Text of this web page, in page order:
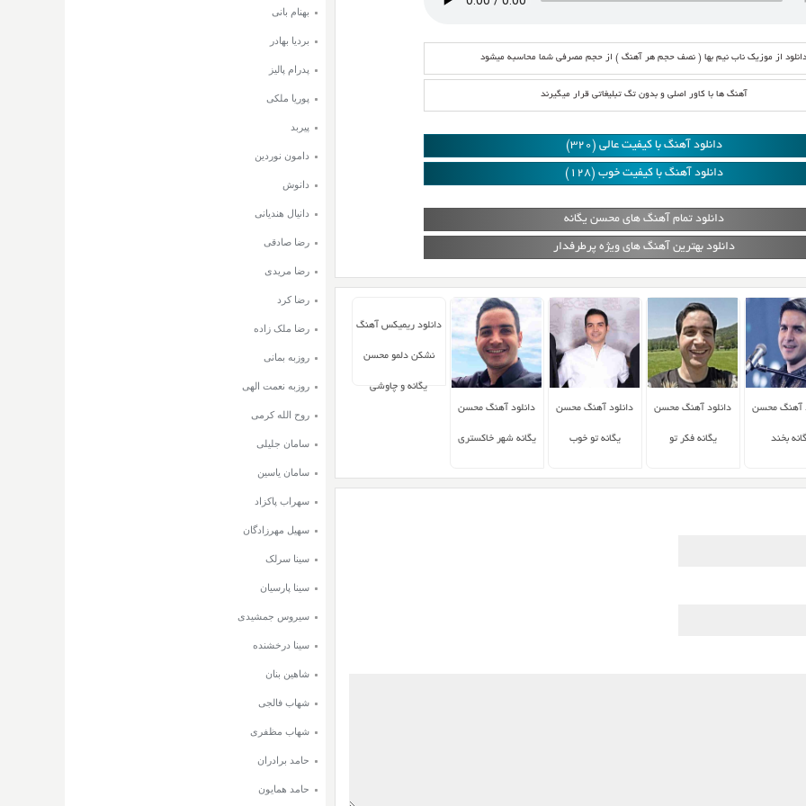
دانلود از موزیک ناب نیم بها ( نصف حجم هر آهنگ ) از حجم مصرفی شما محاسبه میشود
آهنگ ها با کاور اصلی و بدون تگ تبلیغاتی قرار میگیرند
دانلود آهنگ با کیفیت عالی (320)
دانلود آهنگ با کیفیت خوب (128)
دانلود تمام آهنگ های محسن یگانه
دانلود بهترین آهنگ های ویژه پرطرفدار
آهنگ محسن
بخند
دانلود آهنگ محسن
یگانه فکر تو
دانلود آهنگ محسن
یگانه تو خوب
دانلود آهنگ محسن
یگانه شهر خاکستری
دانلود ریمیکس آهنگ
نشکن دلمو محسن
یگانه و چاوشی
بهنام بانی
بردیا بهادر
پدرام پالیز
پوریا ملکی
پیربد
دامون نوردین
دانوش
دانیال هندیانی
رضا صادقی
رضا مریدی
رضا کرد
رضا ملک زاده
روزبه بمانی
روزبه نعمت الهی
روح الله کرمی
سامان جلیلی
سامان یاسین
سهراب پاکزاد
سهیل مهرزادگان
سینا سرلک
سینا پارسیان
سیروس جمشیدی
سینا درخشنده
شاهین بنان
شهاب فالجی
شهاب مظفری
حامد برادران
حامد همایون